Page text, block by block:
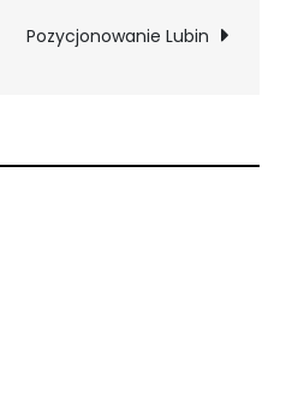
Pozycjonowanie Lubin